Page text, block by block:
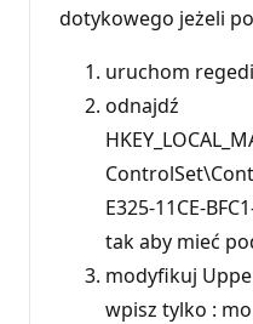
dotykowego jeżeli
uruchom
odnajdź
E325-11CE-
tak aby mieć
modyfikuj
wpisz tylko :